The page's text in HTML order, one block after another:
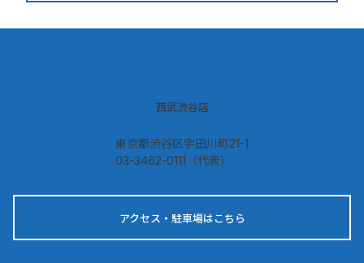
東京都渋谷区宇田川町21-1
03-3462-0111（代表）
西武渋谷店
アクセス・駐車場はこちら